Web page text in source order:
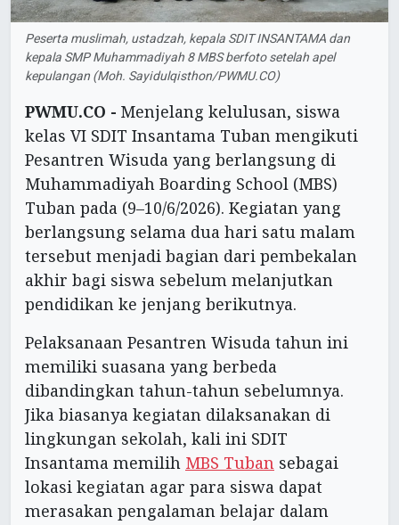
Peserta muslimah, ustadzah, kepala SDIT INSANTAMA dan
kepala SMP Muhammadiyah 8 MBS berfoto setelah apel
kepulangan (Moh. Sayidulqisthon/PWMU.CO)
PWMU.CO - Menjelang kelulusan, siswa
kelas VI SDIT Insantama Tuban mengikuti
Pesantren Wisuda yang berlangsung di
Muhammadiyah Boarding School (MBS)
Tuban pada (9–10/6/2026). Kegiatan yang
berlangsung selama dua hari satu malam
tersebut menjadi bagian dari pembekalan
akhir bagi siswa sebelum melanjutkan
pendidikan ke jenjang berikutnya.
Pelaksanaan Pesantren Wisuda tahun ini
memiliki suasana yang berbeda
dibandingkan tahun-tahun sebelumnya.
Jika biasanya kegiatan dilaksanakan di
lingkungan sekolah, kali ini SDIT
Insantama memilih MBS Tuban sebagai
lokasi kegiatan agar para siswa dapat
merasakan pengalaman belajar dalam